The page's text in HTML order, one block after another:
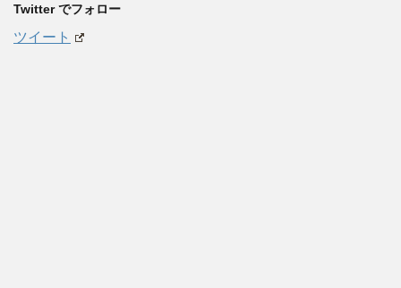
Twitter でフォロー
ツイート